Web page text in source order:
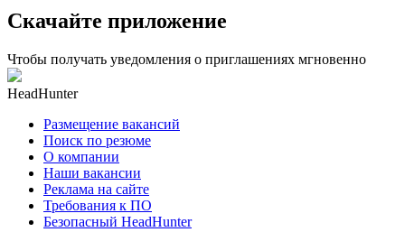
Скачайте приложение
Чтобы получать уведомления о приглашениях мгновенно
HeadHunter
Размещение вакансий
Поиск по резюме
О компании
Наши вакансии
Реклама на сайте
Требования к ПО
Безопасный HeadHunter